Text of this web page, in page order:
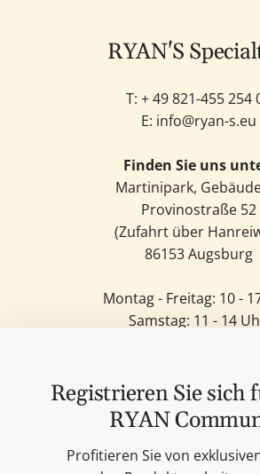
RYAN'S
T: +49 821-455 254
E: info@ryan-s.eu
Finden Sie uns
Martinipark,
Provinostraße 52
(Zufahrt über
86153 Augsburg
Montag - Freitag: 10 -
Samstag: 11 - 14
Kerzen
Lifestyle & Deko
Unsere Marken
Merchandise
Registrieren Sie sich
RYAN
Profitieren Sie von